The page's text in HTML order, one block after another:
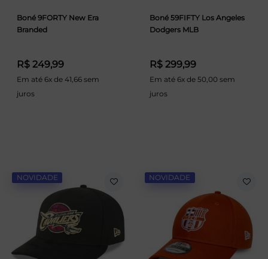
Boné 9FORTY New Era
Branded
R$ 249,99
Em até 6x de 41,66 sem
juros
Boné 59FIFTY Los Angeles
Dodgers MLB
R$ 299,99
Em até 6x de 50,00 sem
juros
NOVIDADE NOVIDADE